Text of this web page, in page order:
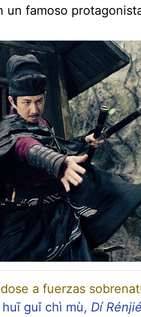
un famoso
a fuerzas
huī guǐ chì mù, Dí